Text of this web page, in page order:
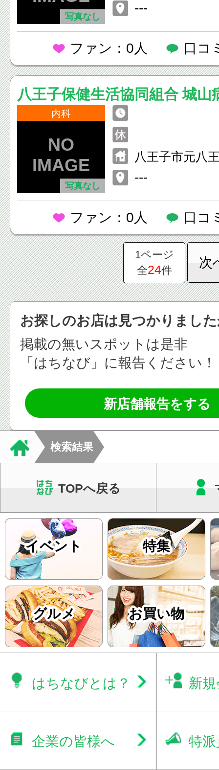
写真なし
---
ファン：0人 口コ
八王子保健生活協同組合 城山
内科
写真なし
八王子市元八
---
ファン：0人 口コ
1ページ
全24件
次
お探しのお店は見つかりまし
掲載の無いスポットは是非
「はちなび」に報告ください！
新店舗報告をする
検索結果
TOPへ戻る
イベント 特集
グルメ お買い物
はちなびとは？ 新
企業の皆様へ 特